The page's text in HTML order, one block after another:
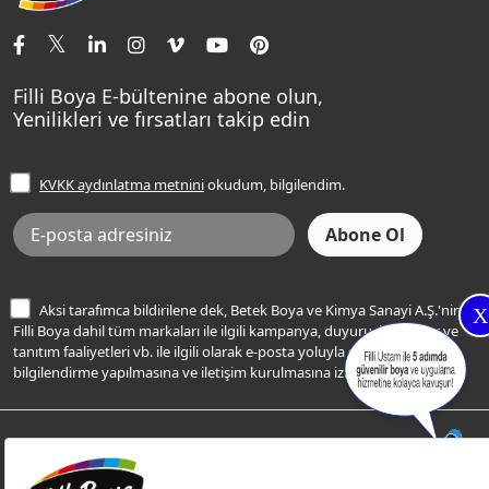
X
Tavan Boyaları
Ev Bakım ve Hobi Boyaları
Yatak Odası Renkleri
Sentomaxx Sentetik Boya
Sentomaxx İpeksi Mat
Momento Life
Şampanya Rengi
Açık Mavi Rengi
Frezya Rengi
İletişim Bilgilerimiz
Renk Danışma
Filli Ustam
Sıkça Sorulan Sorular
Ücretsiz Yalıtım Keşif Hizmeti
Bilgi Toplumu Hizmetleri
İnternet Sitesi Kullanım Koşulları
KVKK Talep Formu
KVKK Aydınlatma Metni
Filli Boya E-bültenine abone olun,
Yenilikleri ve fırsatları takip edin
KVKK aydınlatma metniniokudum, bilgilendim.
Aksi tarafımca bildirilene dek, Betek Boya ve Kimya Sanayi A.Ş.'nin
Filli Boya dahil tüm markaları ile ilgili kampanya, duyuru, hizmetler ve
tanıtım faaliyetleri vb. ile ilgili olarak e-posta yoluyla şahsıma
bilgilendirme yapılmasına ve iletişim kurulmasına izin veriyorum.